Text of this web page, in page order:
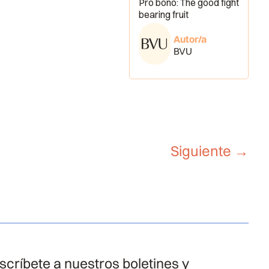
bearing fruit
Autor/a
BVU
Siguiente →
a nuestros boletines y